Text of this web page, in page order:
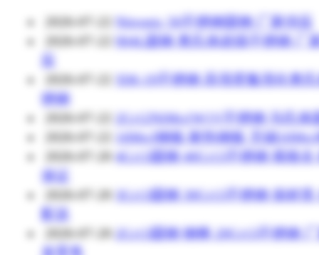
Nitronic 50不锈钢圆钢 厂家供应
904L圆钢 奥氏体超级不锈钢 厂
应
XM-19不锈钢 高强度氮强化奥
锈钢
2Cr12NiMo1W1V不锈钢 马氏体
16Mo3钢板 耐热钢板 无锡
4Cr13圆钢 40Cr13不锈钢 规格全
保证
3Cr13圆钢 30Cr13不锈钢 保材质
配送
2Cr13圆钢 钢棒 20Cr13不锈钢